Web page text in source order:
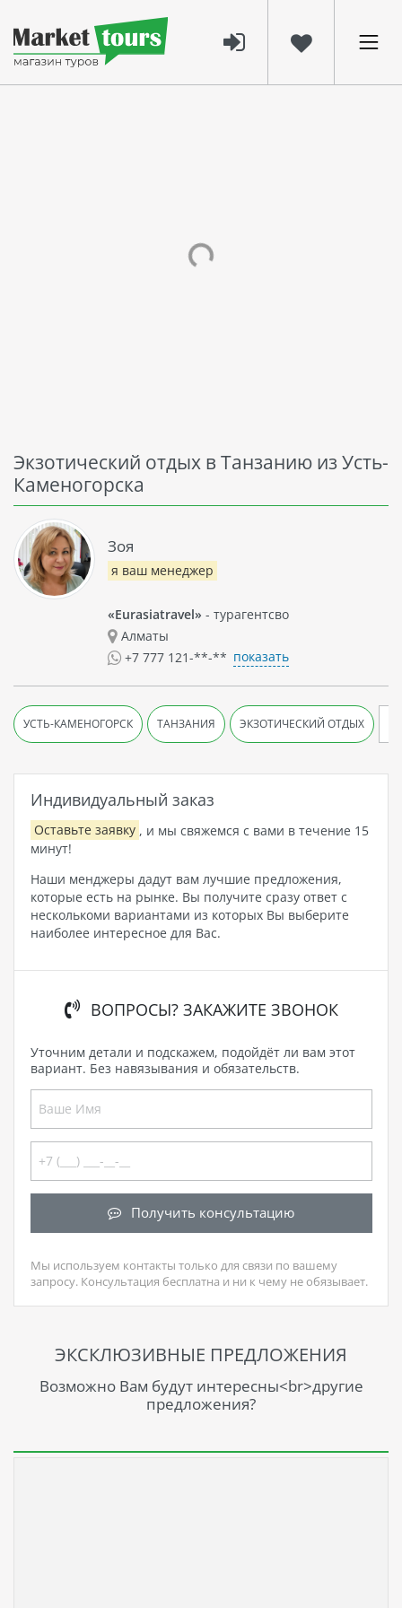
Экзотический отдых в Танзанию из Усть-
Каменогорска
Индивидуальный заказ
Оставьте заявку , и мы свяжемся с вами в течение 15
минут!
Наши менджеры дадут вам лучшие предложения,
которые есть на рынке. Вы получите сразу ответ с
несколькоми вариантами из которых Вы выберите
наиболее интересное для Вас.
ВОПРОСЫ? ЗАКАЖИТЕ ЗВОНОК
Уточним детали и подскажем, подойдёт ли вам этот
вариант. Без навязывания и обязательств.
Получить консультацию
Мы используем контакты только для связи по вашему
запросу. Консультация бесплатна и ни к чему не обязывает.
ЭКСКЛЮЗИВНЫЕ ПРЕДЛОЖЕНИЯ
Возможно Вам будут интересны<br>другие
предложения?
Зоя
я ваш менеджер
«Eurasiatravel» - турагентсво
Алматы
+7 777 121-**-** показать
УСТЬ-КАМЕНОГОРСК ТАНЗАНИЯ ЭКЗОТИЧЕСКИЙ ОТДЫХ